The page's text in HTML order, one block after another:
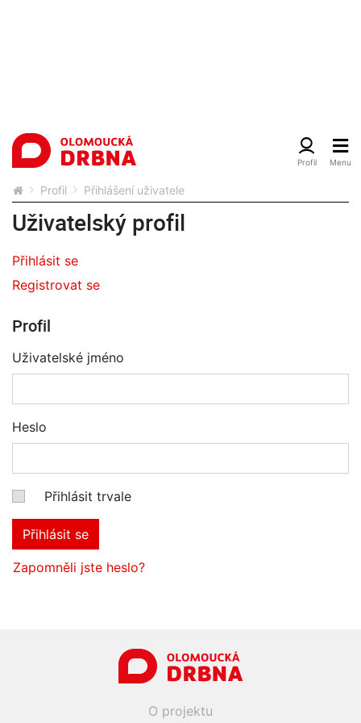
Profil Přihlášení uživatele
Uživatelský profil
Přihlásit se
Registrovat se
Profil
Uživatelské jméno
Heslo
Přihlásit trvale
Přihlásit se
Zapomněli jste heslo?
O projektu